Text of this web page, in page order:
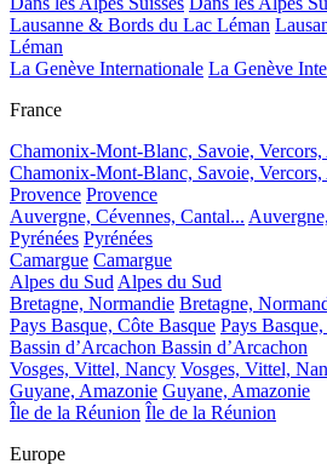
Lausanne & Bords du Lac Léman
Léman
La Genève Internationale La Genève
France
Chamonix-Mont-Blanc, Savoie,
Chamonix-Mont-Blanc, Savoie,
Provence Provence
Auvergne, Cévennes, Cantal...
Pyrénées Pyrénées
Camargue Camargue
Alpes du Sud Alpes du Sud
Bretagne, Normandie Bretagne,
Pays Basque, Côte Basque Pays
Bassin d’Arcachon Bassin d’Arcachon
Vosges, Vittel, Nancy Vosges, Vittel,
Guyane, Amazonie Guyane, Amazonie
Île de la Réunion Île de la Réunion
Europe